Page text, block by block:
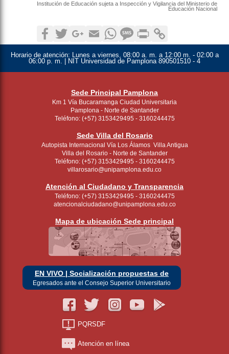
Institución de Educación sujeta a Inspección y Vigilancia del Ministerio de
Educación Nacional
FacebookTwitterGoogle+
EmailWhatsApp
SMS Print
Horario de atención: Lunes a viernes, 08:00 a. m. a 12:00 m. - 02:00 a
06:00 p. m. | NIT Universidad de Pamplona 890501510 - 4
Sede Principal Pamplona
Km 1 Vía Bucaramanga Ciudad Universitaria
Pamplona - Norte de Santander
Teléfono: (+57) 3153429495 - 3160244475
Sede Villa del Rosario
Autopista Internacional Vía Los Álamos Villa Antigua
Villa del Rosario - Norte de Santander
Teléfono: (+57) 3153429495 - 3160244475
villarosario@unipamplona.edu.co
Atención al Ciudadano y Transparencia
Teléfono: (+57) 3153429495 - 3160244475
atencionalciudadano@unipamplona.edu.co
Mapa de ubicación Sede principal
EN VIVO | Socialización propuestas de
Egresados ante el Consejo Superior Universitario
PQRSDF
Atención en línea